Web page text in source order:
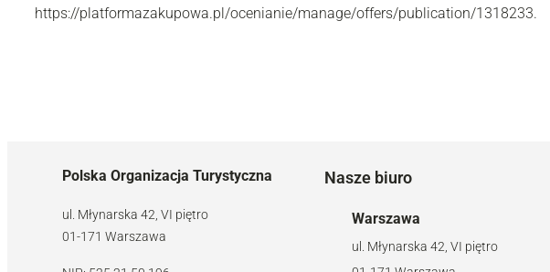
https://platformazakupowa.pl/ocenianie/manage/offers/publication/1318233.
Polska Organizacja Turystyczna
ul. Młynarska 42, VI piętro
01-171 Warszawa
Nasze biuro
Warszawa
ul. Młynarska 42, VI piętro